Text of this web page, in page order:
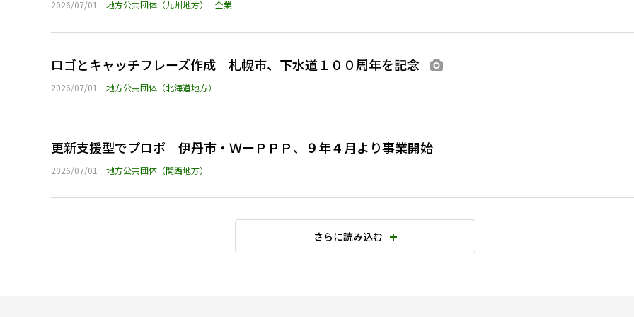
2026/07/01 地方公共団体（九州地方） 企業
ロゴとキャッチフレーズ作成 札幌市、下水道１００周年を記念
2026/07/01 地方公共団体（北海道地方）
更新支援型でプロポ 伊丹市・ＷーＰＰＰ、９年４月より事業開始
2026/07/01 地方公共団体（関西地方）
さらに読み込む